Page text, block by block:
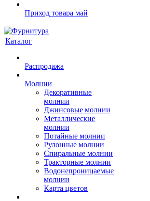
Приход товара май
Каталог
Распродажа
Молнии
Декоративные
молнии
Джинсовые молнии
Металлические
молнии
Потайные молнии
Рулонные молнии
Спиральные молнии
Тракторные молнии
Водонепроницаемые
молнии
Карта цветов